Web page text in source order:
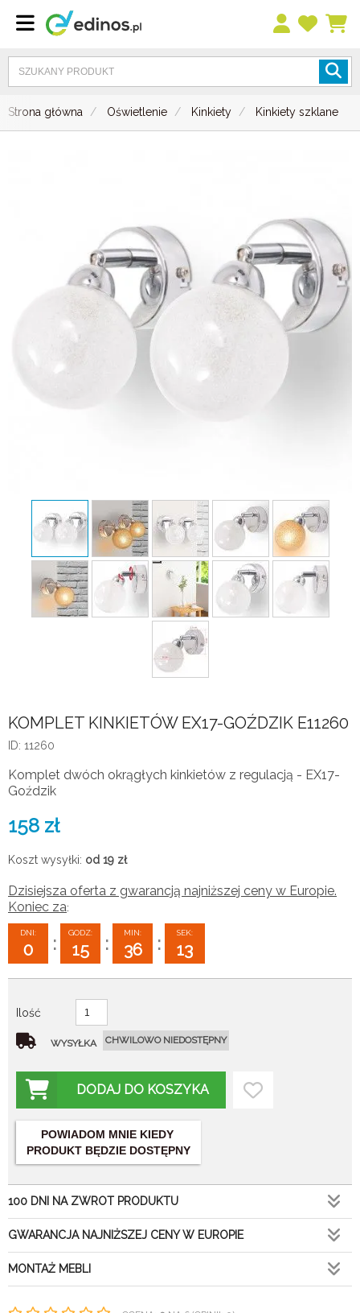
Strona główna Oświetlenie Kinkiety Kinkiety szklane
KOMPLET KINKIETÓW EX17-GOŹDZIK E11260
ID: 11260
Komplet dwóch okrągłych kinkietów z regulacją - EX17-
Goździk
158 zł
Koszt wysyłki: od 19 zł
Dzisiejsza oferta z gwarancją najniższej ceny w Europie.
Koniec za:
DNI:
0 :
GODZ:
15 :
MIN:
36 :
SEK:
12
Ilość
WYSYŁKA CHWILOWO NIEDOSTĘPNY
DODAJ DO KOSZYKA
POWIADOM MNIE KIEDY
PRODUKT BĘDZIE DOSTĘPNY
100 DNI NA ZWROT PRODUKTU
GWARANCJA NAJNIŻSZEJ CENY W EUROPIE
MONTAŻ MEBLI